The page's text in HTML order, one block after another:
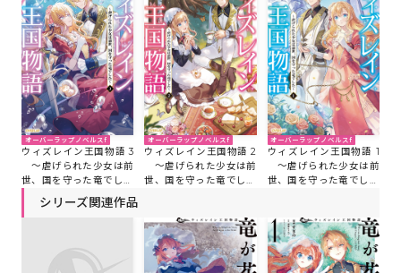
オーバーラップノベルスf
ウィズレイン王国物語 3
～虐げられた少女は前
世、国を守った竜でした
オーバーラップノベルスf
ウィズレイン王国物語 2
～虐げられた少女は前
世、国を守った竜でした
オーバーラップノベルスf
ウィズレイン王国物語 1
～虐げられた少女は前
世、国を守った竜でした
シリーズ関連作品